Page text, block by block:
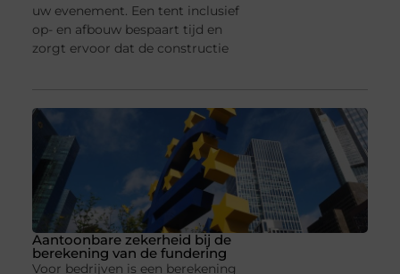
uw evenement. Een tent inclusief
op- en afbouw bespaart tijd en
zorgt ervoor dat de constructie
Aantoonbare zekerheid bij de
berekening van de fundering
Voor bedrijven is een berekening